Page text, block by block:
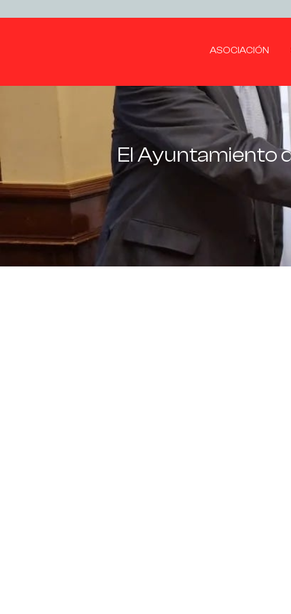
ASOCIACIÓN
El Ayuntamiento